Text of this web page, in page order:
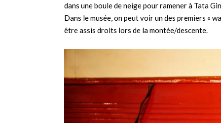
dans une boule de neige pour ramener à Tata
Dans le musée, on peut voir un des premiers «
être assis droits lors de la montée/descente.